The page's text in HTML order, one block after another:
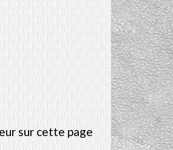
sur cette page